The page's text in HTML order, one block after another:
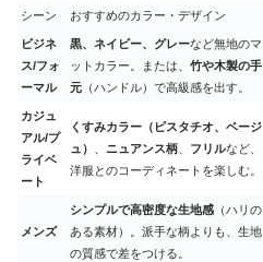
シーン おすすめのカラー・デザイン
ビジネ
ス/フォ
ーマル
黒、ネイビー、グレーなど無地のマ
ットカラー。または、 竹や木製の手
元 （ハンドル）で高級感を出す。
カジュ
アル/プ
ライベ
ート
くすみカラー（ピスタチオ、ベージ
ュ）
ニュアンス柄 フリルなど、
洋服とのコーディネートを楽しむ。
メンズ
シンプルで高密度な生地感 （ハリの
ある素材）。派手な柄よりも、生地
の質感で差をつける。